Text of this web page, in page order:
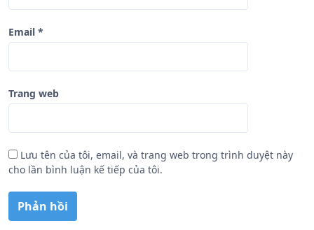
Email *
Trang web
Lưu tên của tôi, email, và trang web trong trình duyệt này
cho lần bình luận kế tiếp của tôi.